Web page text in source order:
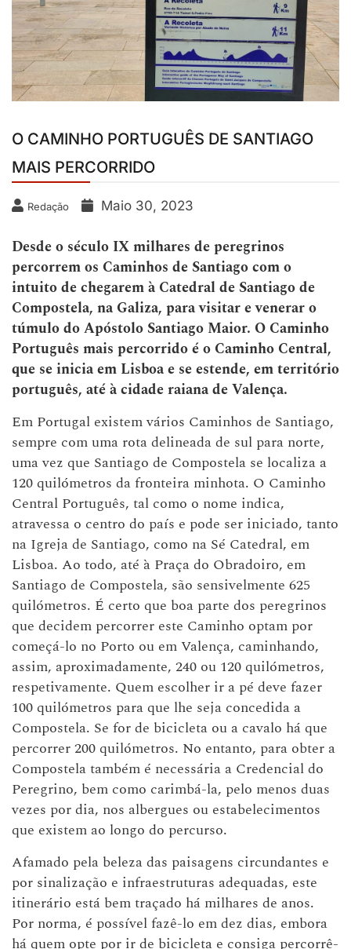
O CAMINHO PORTUGUÊS DE SANTIAGO
MAIS PERCORRIDO
Redação Maio 30, 2023
Desde o século IX milhares de peregrinos
percorrem os Caminhos de Santiago com o
intuito de chegarem à Catedral de Santiago de
Compostela, na Galiza, para visitar e venerar o
túmulo do Apóstolo Santiago Maior. O Caminho
Português mais percorrido é o Caminho Central,
que se inicia em Lisboa e se estende, em território
português, até à cidade raiana de Valença.
Em Portugal existem vários Caminhos de Santiago,
sempre com uma rota delineada de sul para norte,
uma vez que Santiago de Compostela se localiza a
120 quilómetros da fronteira minhota. O Caminho
Central Português, tal como o nome indica,
atravessa o centro do país e pode ser iniciado, tanto
na Igreja de Santiago, como na Sé Catedral, em
Lisboa. Ao todo, até à Praça do Obradoiro, em
Santiago de Compostela, são sensivelmente 625
quilómetros. É certo que boa parte dos peregrinos
que decidem percorrer este Caminho optam por
começá-lo no Porto ou em Valença, caminhando,
assim, aproximadamente, 240 ou 120 quilómetros,
respetivamente. Quem escolher ir a pé deve fazer
100 quilómetros para que lhe seja concedida a
Compostela. Se for de bicicleta ou a cavalo há que
percorrer 200 quilómetros. No entanto, para obter a
Compostela também é necessária a Credencial do
Peregrino, bem como carimbá-la, pelo menos duas
vezes por dia, nos albergues ou estabelecimentos
que existem ao longo do percurso.
Afamado pela beleza das paisagens circundantes e
por sinalização e infraestruturas adequadas, este
itinerário está bem traçado há milhares de anos.
Por norma, é possível fazê-lo em dez dias, embora
há quem opte por ir de bicicleta e consiga percorrê-